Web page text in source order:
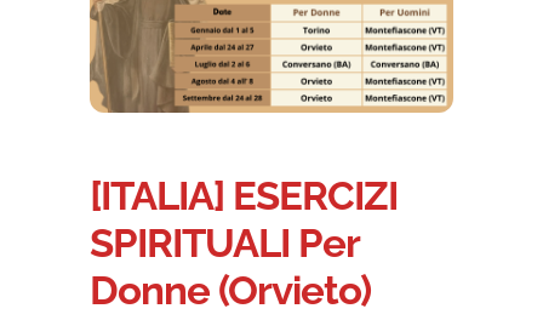
[ITALIA] ESERCIZI
SPIRITUALI Per
Donne (Orvieto)